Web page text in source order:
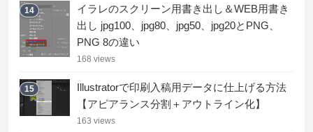
14
イラレのスクリーン用書き出し＆WEB用書き
出し jpg100、jpg80、jpg50、jpg20とPNG、
PNG 8の違い
168 views
15
Illustratorで印刷入稿用データに仕上げる方法
【アピアランス分割＋アウトライン化】
163 views